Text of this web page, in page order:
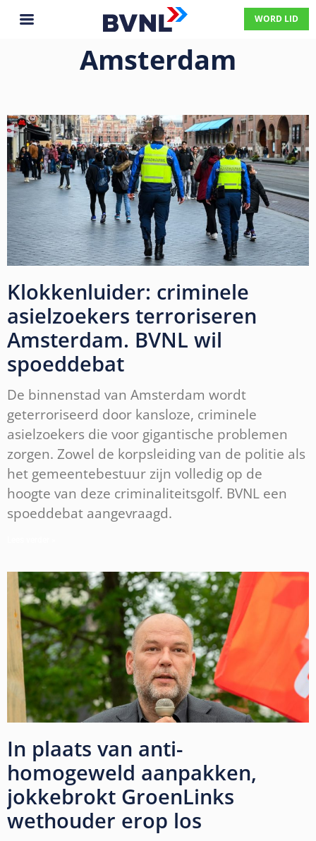
WORD LID
Amsterdam
Klokkenluider: criminele
asielzoekers terroriseren
Amsterdam. BVNL wil
spoeddebat
De binnenstad van Amsterdam wordt
geterroriseerd door kansloze, criminele
asielzoekers die voor gigantische problemen
zorgen. Zowel de korpsleiding van de politie als
het gemeentebestuur zijn volledig op de
hoogte van deze criminaliteitsgolf. BVNL een
spoeddebat aangevraagd.
In plaats van anti-
homogeweld aanpakken,
jokkebrokt GroenLinks
wethouder erop los